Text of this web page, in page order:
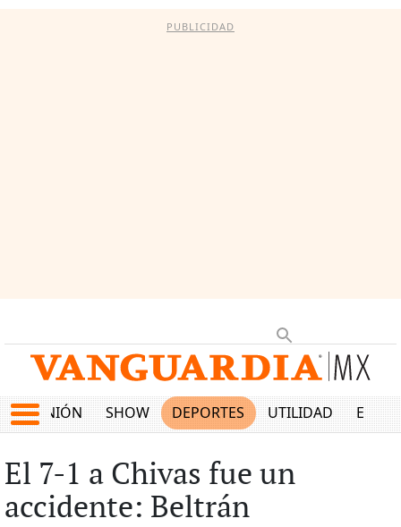
PUBLICIDAD
OPINIÓN SHOW DEPORTES UTILIDAD
El 7-1 a Chivas fue un
accidente: Beltrán